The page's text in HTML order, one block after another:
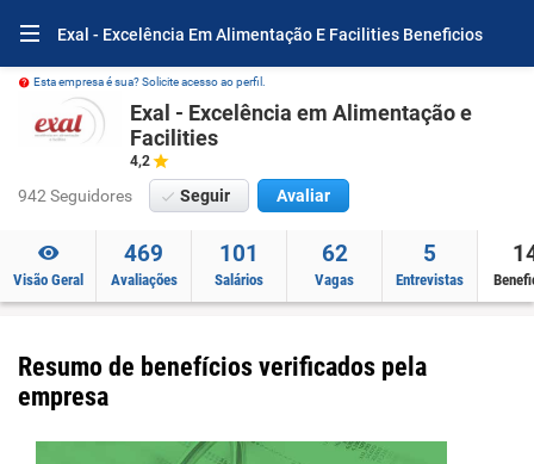
Exal - Excelência Em Alimentação E Facilities Beneficios
Esta empresa é sua? Solicite acesso ao perfil.
Exal - Excelência em Alimentação e
Facilities
4,2
942 Seguidores Seguir Avaliar
Visão Geral
469
Avaliações
101
Salários
62
Vagas
5
Entrevistas
Resumo de benefícios verificados pela
empresa